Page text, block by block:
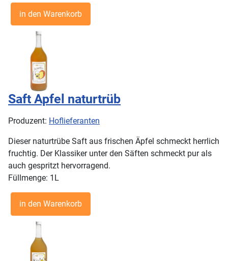
Saft Apfel naturtrüb
Produzent: Hoflieferanten
Dieser naturtrübe Saft aus frischen Äpfel schmeckt herrlich
fruchtig. Der Klassiker unter den Säften schmeckt pur als
auch gespritzt hervorragend.
Füllmenge: 1L